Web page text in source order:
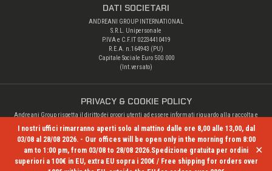
I nostri uffici rimarranno aperti solo al mattino dalle ore 8,00 alle 13,00, dal
03/08 al 28/08 2026. - Our offices will be open only in the morning from 8:00
am to 1:00 pm, from 03/08 to 28/08 2026.Spedizione gratuita per ordini
superiori a 100€ in EU, extra EU sopra i 200€ / Free shipping for orders over
✕
DATI SOCIETARI
ANDREANI GROUP INTERNATIONAL
S.R.L. Unipersonale
P.IVA e C.F.IT 02234410419
R.E.A. n.164943 (PU)
Capitale Sociale Euro 500.000
(Int.versato)
PRIVACY & COOKIE POLICY
Andreani Group rispetta il diritto dei propri utenti ad essere informati riguardo alla raccolta e
alle altre operazioni di trattamento dei loro dati personali.
Privacy Policy
© Copyright 2026 Andreani Group. All rights reserved. - Credits